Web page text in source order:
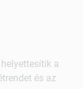
a
és az